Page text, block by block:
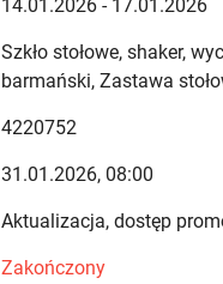
14.01.2026 - 17.01.2026
Szkło stołowe, shaker,
barmański, Zastawa
4220752
31.01.2026, 08:00
Aktualizacja, dostęp
Zakończony